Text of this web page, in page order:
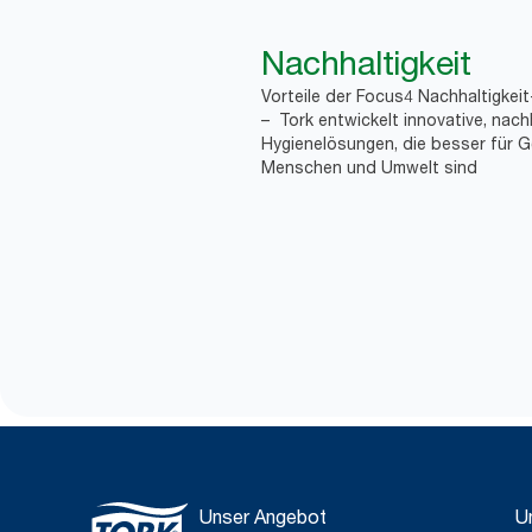
Nachhaltigkeit
Vorteile der Focus4
– Tork entwickelt innovative,
Hygienelösungen, die besser für
Menschen und Umwelt sind
Unser Angebot